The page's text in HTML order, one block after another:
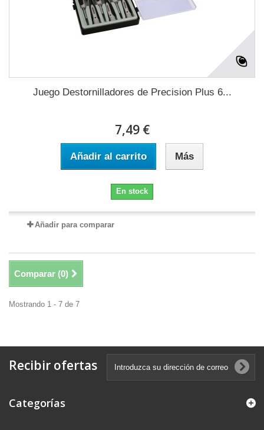
Juego Destornilladores de Precision Plus 6...
7,49 €
Añadir al carrito Más
En stock
Añadir para comparar
Comparar (0)
Mostrando 1 - 7 de 7
Recibir ofertas
Categorías